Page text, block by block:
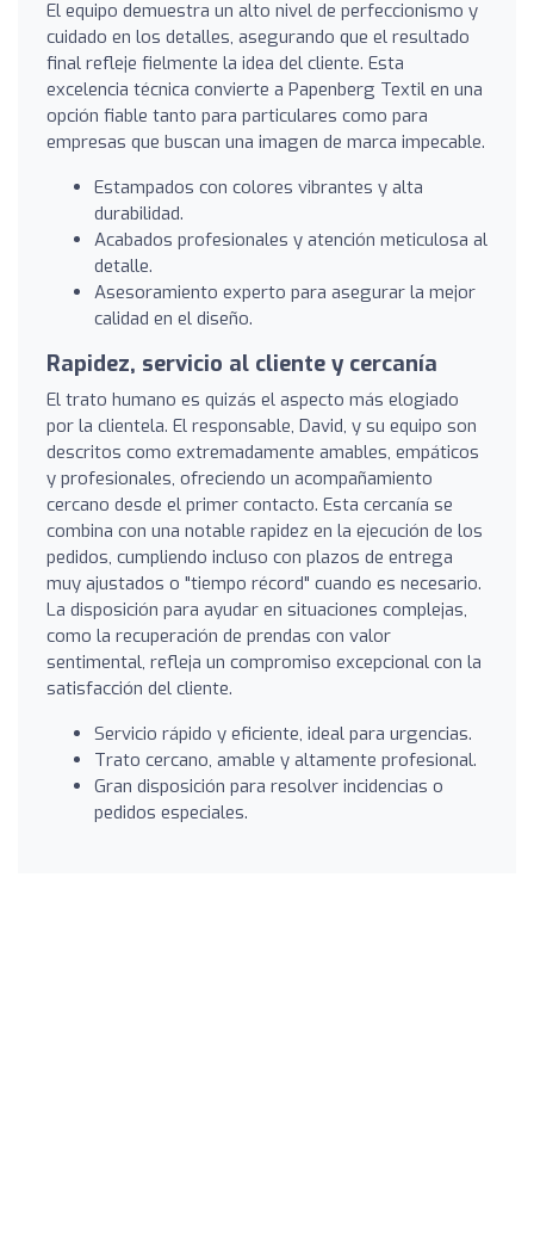
El equipo demuestra un alto nivel de perfeccionismo y
cuidado en los detalles, asegurando que el resultado
final refleje fielmente la idea del cliente. Esta
excelencia técnica convierte a Papenberg Textil en una
opción fiable tanto para particulares como para
empresas que buscan una imagen de marca impecable.
Estampados con colores vibrantes y alta
durabilidad.
Acabados profesionales y atención meticulosa al
detalle.
Asesoramiento experto para asegurar la mejor
calidad en el diseño.
Rapidez, servicio al cliente y cercanía
El trato humano es quizás el aspecto más elogiado
por la clientela. El responsable, David, y su equipo son
descritos como extremadamente amables, empáticos
y profesionales, ofreciendo un acompañamiento
cercano desde el primer contacto. Esta cercanía se
combina con una notable rapidez en la ejecución de los
pedidos, cumpliendo incluso con plazos de entrega
muy ajustados o "tiempo récord" cuando es necesario.
La disposición para ayudar en situaciones complejas,
como la recuperación de prendas con valor
sentimental, refleja un compromiso excepcional con la
satisfacción del cliente.
Servicio rápido y eficiente, ideal para urgencias.
Trato cercano, amable y altamente profesional.
Gran disposición para resolver incidencias o
pedidos especiales.